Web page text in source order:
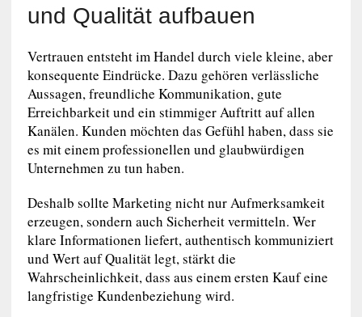
und Qualität aufbauen
Vertrauen entsteht im Handel durch viele kleine, aber
konsequente Eindrücke. Dazu gehören verlässliche
Aussagen, freundliche Kommunikation, gute
Erreichbarkeit und ein stimmiger Auftritt auf allen
Kanälen. Kunden möchten das Gefühl haben, dass sie
es mit einem professionellen und glaubwürdigen
Unternehmen zu tun haben.
Deshalb sollte Marketing nicht nur Aufmerksamkeit
erzeugen, sondern auch Sicherheit vermitteln. Wer
klare Informationen liefert, authentisch kommuniziert
und Wert auf Qualität legt, stärkt die
Wahrscheinlichkeit, dass aus einem ersten Kauf eine
langfristige Kundenbeziehung wird.